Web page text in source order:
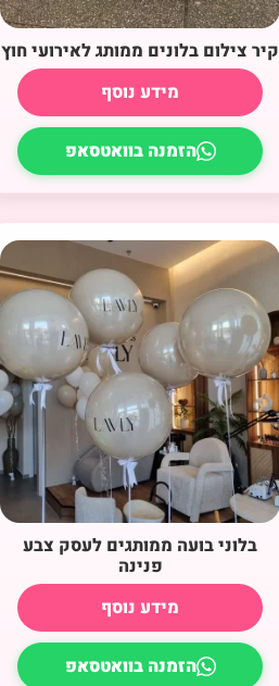
קיר צילום בלונים ממותג לאירועי חוץ
מידע נוסף
הזמנה בוואטסאפ
בלוני בועה ממותגים לעסק צבע
פנינה
מידע נוסף
הזמנה בוואטסאפ